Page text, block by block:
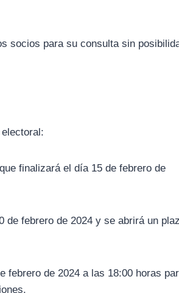
socios para su consulta sin
finalizará el día 15 de febrero de
de febrero de 2024 y se abrirá un
de 2024 a las 18:00 horas